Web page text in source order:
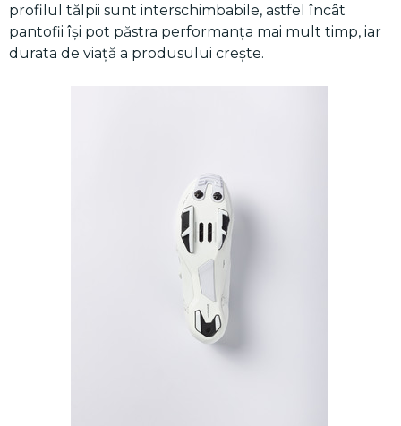
profilul tălpii sunt interschimbabile, astfel încât
pantofii își pot păstra performanța mai mult timp, iar
durata de viață a produsului crește.